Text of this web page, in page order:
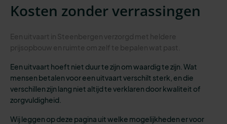
Kosten zonder verrassingen
Een uitvaart in Steenbergen verzorgd met heldere
prijsopbouw en ruimte om zelf te bepalen wat past.
Een uitvaart hoeft niet duur te zijn om waardig te zijn. Wat
mensen betalen voor een uitvaart verschilt sterk, en die
verschillen zijn lang niet altijd te verklaren door kwaliteit of
zorgvuldigheid.
Wij leggen op deze pagina uit welke mogelijkheden er voor